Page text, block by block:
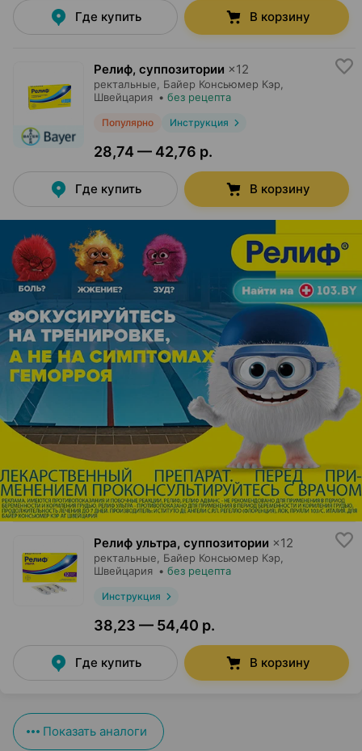
Где купить В корзину
Релиф, суппозитории ×12
ректальные, Байер Консьюмер Кэр
Швейцария • без рецепта
Популярно Инструкция
28,74 — 42,76 р.
Где купить В корзину
Релиф ультра, суппозитории ×12
ректальные, Байер Консьюмер Кэр,
Швейцария • без рецепта
Инструкция
38,23 — 54,40 р.
Где купить В корзину
Показать аналоги